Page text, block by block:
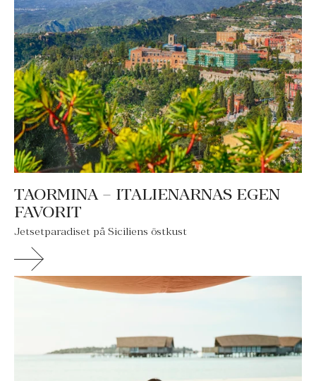
TAORMINA – ITALIENARNAS EGEN
FAVORIT
Jetsetparadiset på Siciliens östkust